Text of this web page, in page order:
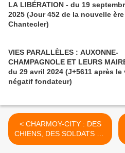
LA LIBÉRATION - du 19
2025 (Jour 452 de la nouvelle
Chantecler)
VIES PARALLÈLES : AUXONNE-
CHAMPAGNOLE ET LEURS
du 29 avril 2024 (J+5611 après le
négatif fondateur)
< CHARMOY-CITY : DES
CHIENS, DES SOLDATS ET
DES MÉDAILLES - du 07